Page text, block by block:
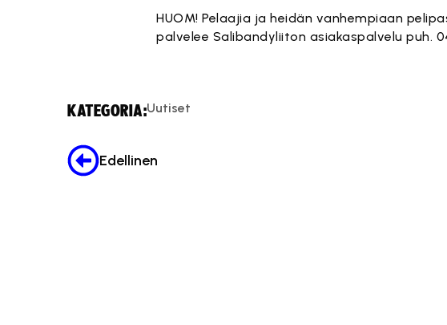
HUOM! Pelaajia ja heidän vanhempiaan
palvelee Salibandyliiton asiakaspalvelu puh.
KATEGORIA:Uutiset
Edellinen